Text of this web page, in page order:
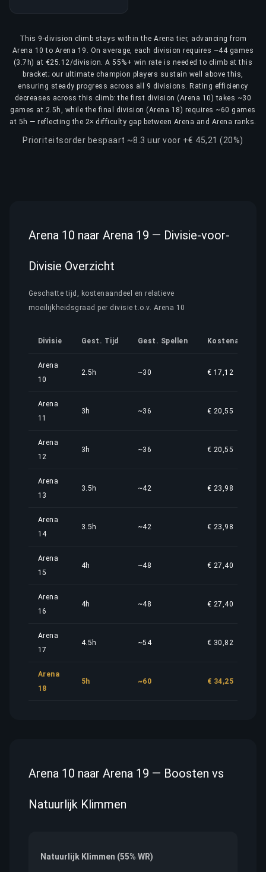
This 9-division climb stays within the Arena tier, advancing from
Arena 10 to Arena 19. On average, each division requires ~44 games
(3.7h) at €25.12/division. A 55%+ win rate is needed to climb at this
bracket; our ultimate champion players sustain well above this,
ensuring steady progress across all 9 divisions. Rating efficiency
decreases across this climb: the first division (Arena 10) takes ~30
games at 2.5h, while the final division (Arena 18) requires ~60 games
at 5h — reflecting the 2× difficulty gap between Arena and Arena ranks.
Prioriteitsorder bespaart ~8.3 uur voor +€ 45,21 (20%)
Arena 10 naar Arena 19 — Divisie-voor-
Divisie Overzicht
Geschatte tijd, kostenaandeel en relatieve
moeilijkheidsgraad per divisie t.o.v. Arena 10
Divisie Gest. Tijd Gest. Spellen Kostenaandeel
Arena
10
2.5h ~30 € 17,12
Arena
11
3h ~36 € 20,55
Arena
12
3h ~36 € 20,55
Arena
13
3.5h ~42 € 23,98
Arena
14
3.5h ~42 € 23,98
Arena
15
4h ~48 € 27,40
Arena
16
4h ~48 € 27,40
Arena
17
4.5h ~54 € 30,82
Arena
18
5h ~60 € 34,25
Arena 10 naar Arena 19 — Boosten vs
Natuurlijk Klimmen
Natuurlijk Klimmen (55% WR)